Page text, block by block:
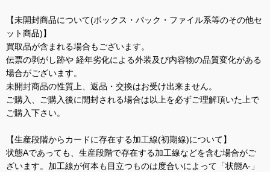
【未開封商品について(ボックス・パック・ファイル系等のその他セ
ット商品)】
買取品が含まれる場合もございます。
伝票の剥がし跡や 経年劣化による外装及び内容物の品質変化がある
場合がございます。
未開封商品の性質上、返品・交換はお受け出来ません。
ご購入、ご購入後に開封される場合は以上を必ずご理解頂いた上で
ご購入下さい。
【生産段階からカードに存在する加工線(初期線)について】
状態Aであっても、生産段階で存在する加工線などを含む場合がご
ざいます。加工線が何本も目立つものは度合いによって「状態A-」